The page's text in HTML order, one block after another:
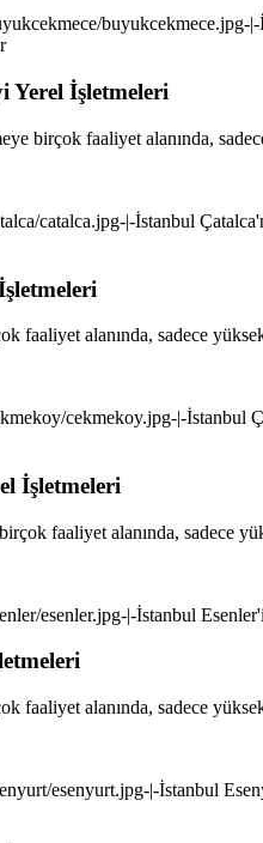
İşletmeleri
birçok faaliyet alanında,
catalca.jpg-|-İstanbul
faaliyet alanında, sadece
cekmekoy.jpg-|-İstanbul
İşletmeleri
faaliyet alanında, sadece
esenler.jpg-|-İstanbul
faaliyet alanında, sadece
esenyurt.jpg-|-İstanbul